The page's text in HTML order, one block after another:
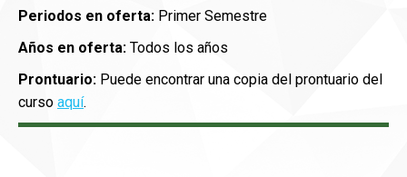
Periodos en oferta: Primer Semestre
Años en oferta: Todos los años
Prontuario: Puede encontrar una copia del prontuario del
curso aquí.